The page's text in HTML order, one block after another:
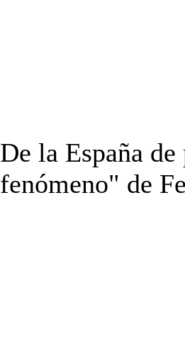
De la España
fenómeno" de